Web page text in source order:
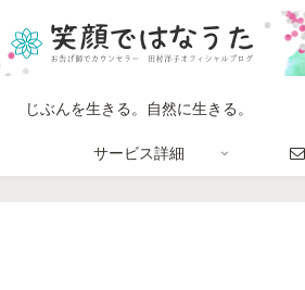
じぶんを生きる。自然に生きる。
サービス詳細